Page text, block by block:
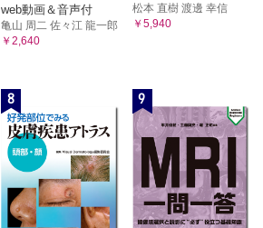
web動画＆音声付
亀山 周二 佐々江 龍一郎
￥2,640
松本 直樹 渡邊 幸信
￥5,940
8 9